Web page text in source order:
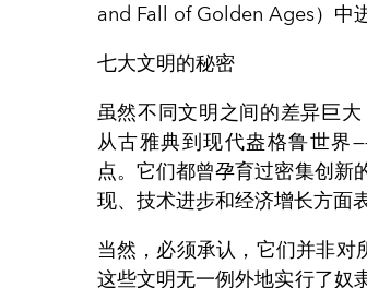
and Fall of Golden Ages）中
七大文明的秘密
虽然不同文明之间的差异巨
从古雅典到现代盎格鲁世界
点。它们都曾孕育过密集创新
现、技术进步和经济增长方面
当然，必须承认，它们并非对
这些文明无一例外地实行了奴